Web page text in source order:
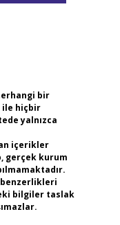
bir
ile hiçbir
yalnızca
içerikler
gerçek kurum
bilgiler taslak